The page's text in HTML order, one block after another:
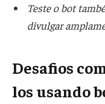
Teste o bot
divulgar
Desafios
los usando